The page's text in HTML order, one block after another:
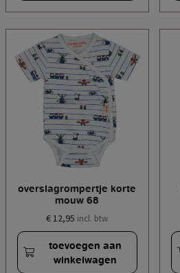
overslagrompertje korte
mouw 68
€ 12,95 incl. btw
toevoegen aan
winkelwagen